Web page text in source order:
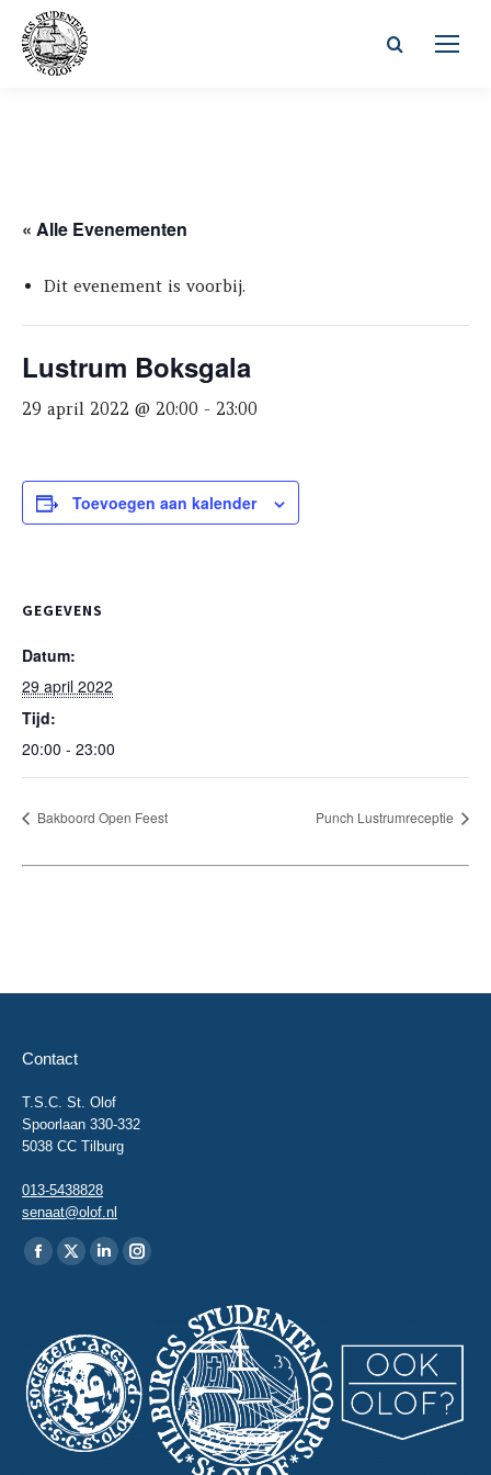
Zoeken:
« Alle Evenementen
Dit evenement is voorbij.
Lustrum Boksgala
29 april 2022 @ 20:00 - 23:00
Toevoegen aan kalender
GEGEVENS
Datum:
29 april 2022
Tijd:
20:00 - 23:00
Bakboord Open Feest Punch Lustrumreceptie
Contact
T.S.C. St. Olof
Spoorlaan 330-332
5038 CC Tilburg
013-5438828
senaat@olof.nl
Vind ons op:
Facebook
in
new
window
X
in
new
window
Linkedin
in
new
window
Instagram
new
window